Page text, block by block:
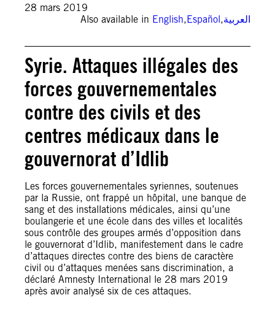
28 mars 2019
Also available in English,Español,العربية
Syrie. Attaques illégales des
forces gouvernementales
contre des civils et des
centres médicaux dans le
gouvernorat d’Idlib
Les forces gouvernementales syriennes, soutenues
par la Russie, ont frappé un hôpital, une banque de
sang et des installations médicales, ainsi qu’une
boulangerie et une école dans des villes et localités
sous contrôle des groupes armés d’opposition dans
le gouvernorat d’Idlib, manifestement dans le cadre
d’attaques directes contre des biens de caractère
civil ou d’attaques menées sans discrimination, a
déclaré Amnesty International le 28 mars 2019
après avoir analysé six de ces attaques.